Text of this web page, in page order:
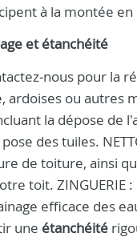
à la montée
et étanchéité
pour
ardoises ou autres
la dépose de
des tuiles.
de toiture, ainsi
toit. ZINGUERIE
efficace des
une étanchéité